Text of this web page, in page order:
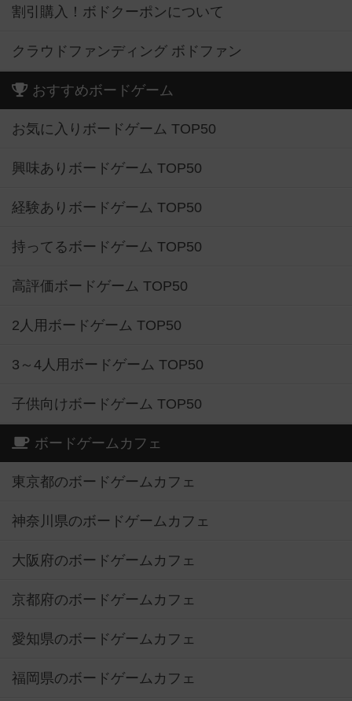
割引購入！ボドクーポンについて
クラウドファンディング ボドファン
おすすめボードゲーム
お気に入りボードゲーム TOP50
興味ありボードゲーム TOP50
経験ありボードゲーム TOP50
持ってるボードゲーム TOP50
高評価ボードゲーム TOP50
2人用ボードゲーム TOP50
3～4人用ボードゲーム TOP50
子供向けボードゲーム TOP50
ボードゲームカフェ
東京都のボードゲームカフェ
神奈川県のボードゲームカフェ
大阪府のボードゲームカフェ
京都府のボードゲームカフェ
愛知県のボードゲームカフェ
福岡県のボードゲームカフェ